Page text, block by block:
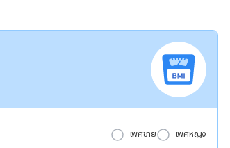
เพศชาย เพศหญิง